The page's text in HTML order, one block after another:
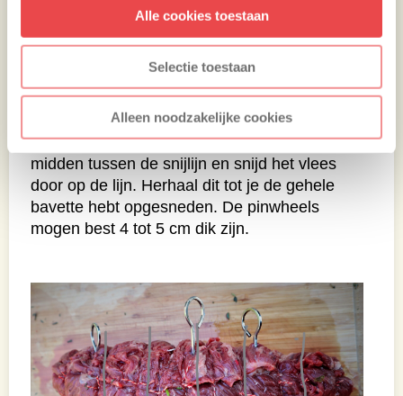
Alle cookies toestaan
Selectie toestaan
Alleen noodzakelijke cookies
Nu de magic!
Dan nu de magic! Hieronder heb ik even
provisorisch de snijlijnen getekend. Steek nu
kruislings 2 houten prikkers in het vlees, in het
midden tussen de snijlijn en snijd het vlees
door op de lijn. Herhaal dit tot je de gehele
bavette hebt opgesneden. De pinwheels
mogen best 4 tot 5 cm dik zijn.